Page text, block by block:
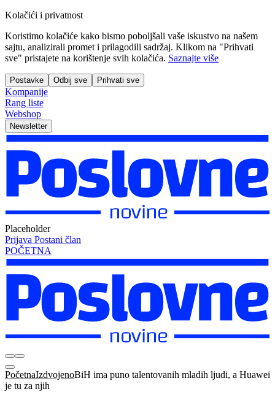
Kolačići i privatnost
Koristimo kolačiće kako bismo poboljšali vaše iskustvo na našem
sajtu, analizirali promet i prilagodili sadržaj. Klikom na "Prihvati
sve" pristajete na korištenje svih kolačića. Saznajte više
Postavke Odbij sve Prihvati sve
Kompanije
Rang liste
Webshop
Newsletter
Placeholder
Prijava Postani član
POČETNA
PočetnaIzdvojenoBiH ima puno talentovanih mladih ljudi, a Huawei
je tu za njih